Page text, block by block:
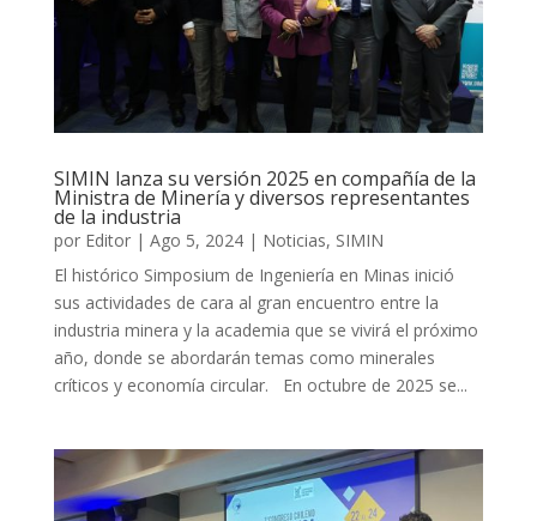
SIMIN lanza su versión 2025 en compañía de la
Ministra de Minería y diversos representantes
de la industria
por Editor| Ago 5, 2024| Noticias, SIMIN
El histórico Simposium de Ingeniería en Minas inició
sus actividades de cara al gran encuentro entre la
industria minera y la academia que se vivirá el próximo
año, donde se abordarán temas como minerales
críticos y economía circular. En octubre de 2025 se...